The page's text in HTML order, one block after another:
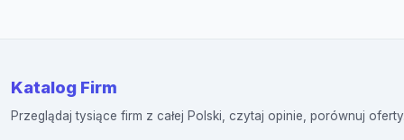
Katalog Firm
Przeglądaj tysiące firm z całej Polski, czytaj opinie, porównuj